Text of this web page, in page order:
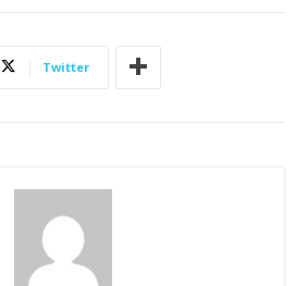
Twitter